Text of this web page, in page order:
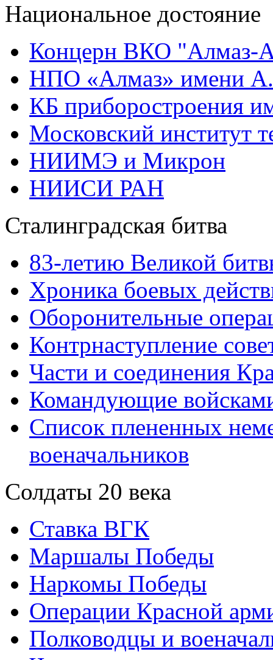
Национальное достояние
Концерн ВКО "Алмаз-
НПО «Алмаз» имени
КБ приборостроения
Московский институт
НИИМЭ и Микрон
НИИСИ РАН
Сталинградская битва
83-летию Великой
Хроника боевых
Оборонительные
Контрнаступление
Части и соединения
Командующие
Список плененных
военачальников
Солдаты 20 века
Ставка ВГК
Маршалы Победы
Наркомы Победы
Операции Красной
Полководцы и